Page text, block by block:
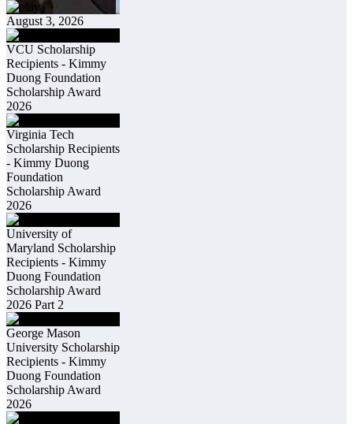
August 3, 2026
VCU Scholarship
Recipients - Kimmy
Duong Foundation
Scholarship Award
2026
Virginia Tech
Scholarship Recipients
- Kimmy Duong
Foundation
Scholarship Award
2026
University of
Maryland Scholarship
Recipients - Kimmy
Duong Foundation
Scholarship Award
2026 Part 2
George Mason
University Scholarship
Recipients - Kimmy
Duong Foundation
Scholarship Award
2026